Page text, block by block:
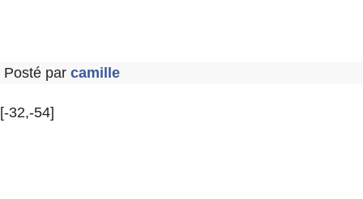
Posté par camille
[-32,-54]